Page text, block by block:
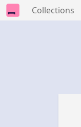
Collections